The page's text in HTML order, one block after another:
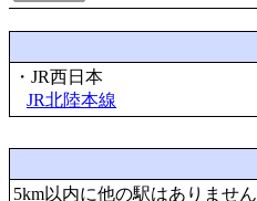
・JR西日本
JR北陸本線
5km以内に他の駅はありません